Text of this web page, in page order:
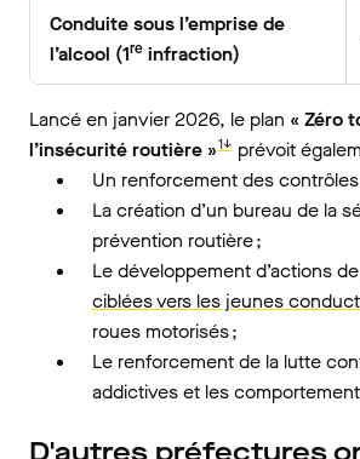
Conduite sous l’emprise de
l’alcool (1re infraction)
Lancé en janvier 2026, le plan « Zéro
l’insécurité routière »1↓ prévoit
Un renforcement des contrôles
La création d’un bureau de la
prévention routière ;
Le développement d’actions de
ciblées vers les jeunes
roues motorisés ;
Le renforcement de la lutte
addictives et les